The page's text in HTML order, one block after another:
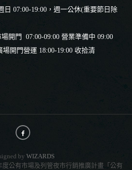
日 07:00-19:00，週一公休(重要節日除
09:00 營業準備中 09:00
場開門營運 18:00-19:00 收拾清
by WIZARDS
公有市場及列管夜市行銷推廣計畫「公有